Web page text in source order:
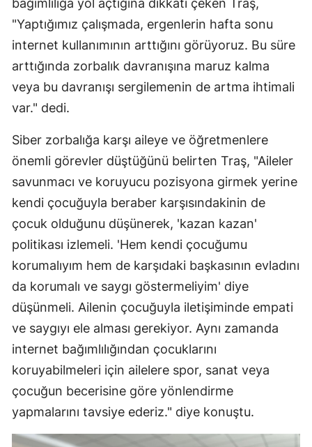
Yozgat
Zonguldak
Aksaray
Karaman
Kırıkkale
Batman
Şırnak
Bartın
Ardahan
Iğdır
Karabük
Kilis
bağımlılığa yol açtığına dikkati çeken Traş,
"Yaptığımız çalışmada, ergenlerin hafta sonu
internet kullanımının arttığını görüyoruz. Bu süre
arttığında zorbalık davranışına maruz kalma
veya bu davranışı sergilemenin de artma ihtimali
var." dedi.
Siber zorbalığa karşı aileye ve öğretmenlere
önemli görevler düştüğünü belirten Traş, "Aileler
savunmacı ve koruyucu pozisyona girmek yerine
kendi çocuğuyla beraber karşısındakinin de
çocuk olduğunu düşünerek, 'kazan kazan'
politikası izlemeli. 'Hem kendi çocuğumu
korumalıyım hem de karşıdaki başkasının evladını
da korumalı ve saygı göstermeliyim' diye
düşünmeli. Ailenin çocuğuyla iletişiminde empati
ve saygıyı ele alması gerekiyor. Aynı zamanda
internet bağımlılığından çocuklarını
koruyabilmeleri için ailelere spor, sanat veya
çocuğun becerisine göre yönlendirme
yapmalarını tavsiye ederiz." diye konuştu.